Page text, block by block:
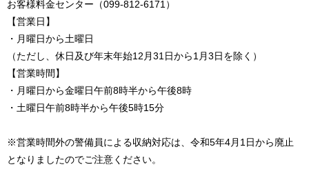
お客様料金センター（099-812-6171）
【営業日】
・月曜日から土曜日
（ただし、休日及び年末年始12月31日から1月3日を除く）
【営業時間】
・月曜日から金曜日午前8時半から午後8時
・土曜日午前8時半から午後5時15分
※営業時間外の警備員による収納対応は、令和5年4月1日から廃止
となりましたのでご注意ください。